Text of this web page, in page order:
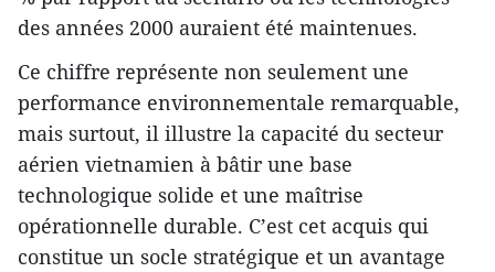
des années 2000 auraient été maintenues.
Ce chiffre représente non seulement une
performance environnementale remarquable,
mais surtout, il illustre la capacité du secteur
aérien vietnamien à bâtir une base
technologique solide et une maîtrise
opérationnelle durable. C’est cet acquis qui
constitue un socle stratégique et un avantage